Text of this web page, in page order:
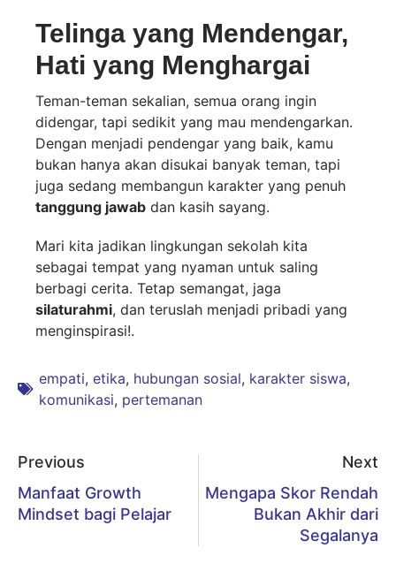
Telinga yang Mendengar,
Hati yang Menghargai
Teman-teman sekalian, semua orang ingin
didengar, tapi sedikit yang mau mendengarkan.
Dengan menjadi pendengar yang baik, kamu
bukan hanya akan disukai banyak teman, tapi
juga sedang membangun karakter yang penuh
tanggung jawab dan kasih sayang.
Mari kita jadikan lingkungan sekolah kita
sebagai tempat yang nyaman untuk saling
berbagi cerita. Tetap semangat, jaga
silaturahmi, dan teruslah menjadi pribadi yang
menginspirasi!.
empati, etika, hubungan sosial, karakter siswa,
komunikasi, pertemanan
Previous
Manfaat Growth
Mindset bagi Pelajar
Next
Mengapa Skor Rendah
Bukan Akhir dari
Segalanya